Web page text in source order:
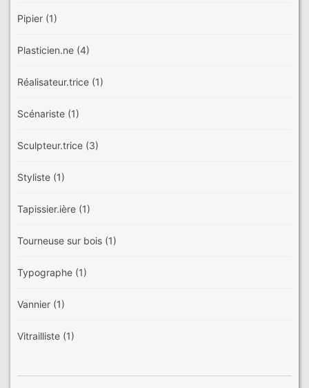
Pipier (1)
Plasticien.ne (4)
Réalisateur.trice (1)
Scénariste (1)
Sculpteur.trice (3)
Styliste (1)
Tapissier.ière (1)
Tourneuse sur bois (1)
Typographe (1)
Vannier (1)
Vitrailliste (1)